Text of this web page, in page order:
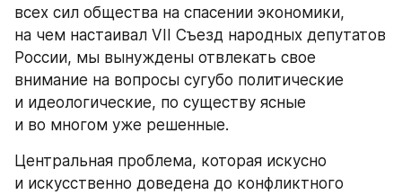
всех сил общества на спасении экономики,
на чем настаивал VII Съезд народных депутатов
России, мы вынуждены отвлекать свое
внимание на вопросы сугубо политические
и идеологические, по существу ясные
и во многом уже решенные.
Центральная проблема, которая искусно
и искусственно доведена до конфликтного